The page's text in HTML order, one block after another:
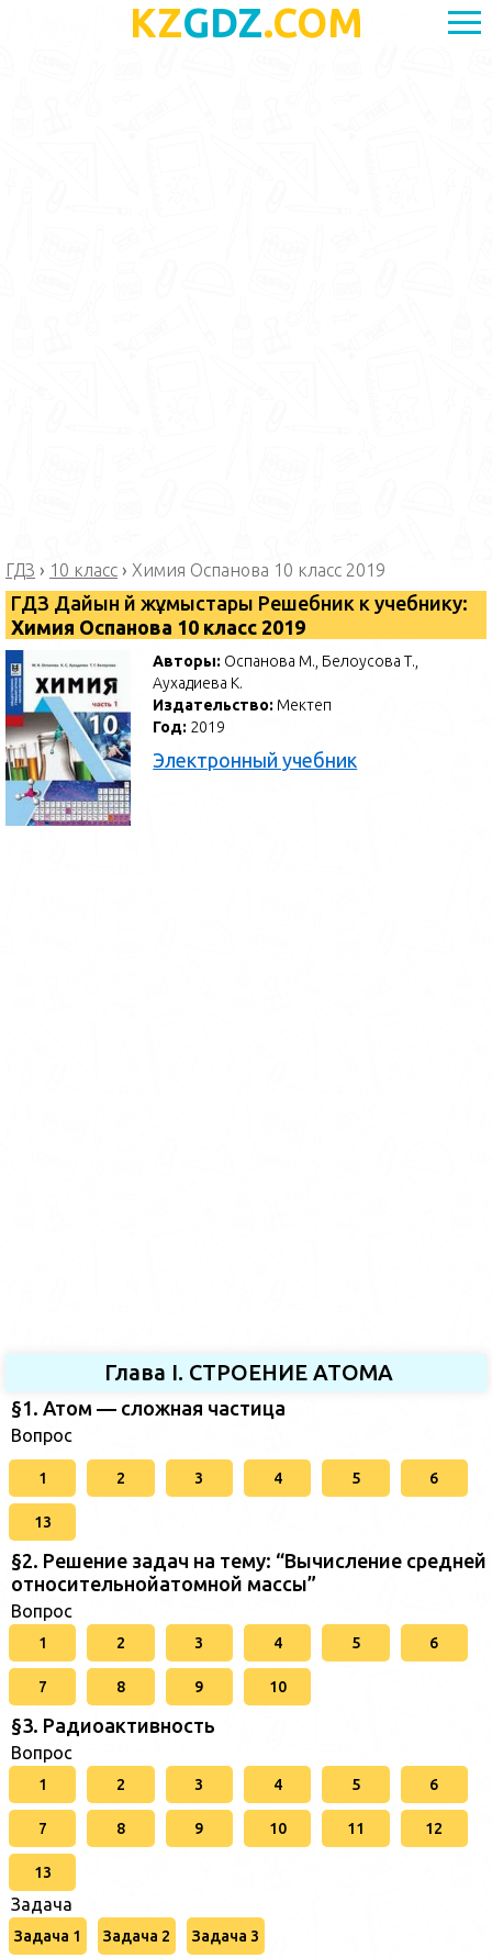
KZGDZ.COM
ГДЗ › 10 класс › Химия Оспанова 10 класс 2019
ГДЗ Дайын үй жұмыстары Решебник к учебнику:
Химия Оспанова 10 класс 2019
Авторы: Оспанова М., Белоусова Т.,
Аухадиева К.
Издательство: Мектеп
Год: 2019
Электронный учебник
Глава I. СТРОЕНИЕ АТОМА
§1. Атом — сложная частица
Вопрос
1 2 3 4 5 6
13
§2. Решение задач на тему: “Вычисление средней
относительнойатомной массы”
Вопрос
1 2 3 4 5 6
7 8 9 10
§3. Радиоактивность
Вопрос
1 2 3 4 5 6
7 8 9 10 11 12
13
Задача
Задача 1 Задача 2 Задача 3